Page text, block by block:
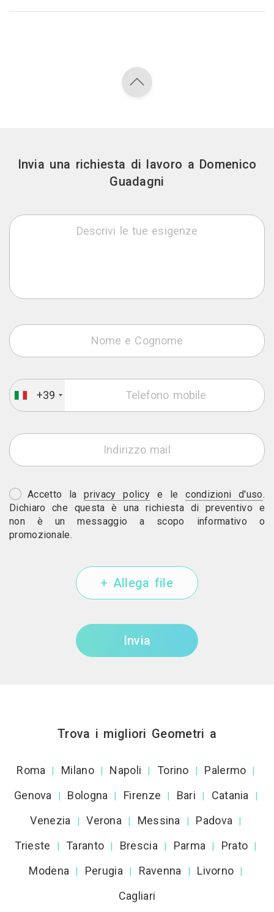
Invia una richiesta di lavoro a Domenico
Guadagni
+39
Accetto laprivacy policy e lecondizioni d'uso.
Dichiaro che questa è una richiesta di preventivo e
non è un messaggio a scopo informativo o
promozionale.
+ Allega file
Invia
Trova i migliori Geometri a
Roma | Milano | Napoli | Torino | Palermo |
Genova | Bologna | Firenze | Bari | Catania |
Venezia | Verona | Messina | Padova |
Trieste | Taranto | Brescia | Parma | Prato |
Modena | Perugia | Ravenna | Livorno |
Cagliari